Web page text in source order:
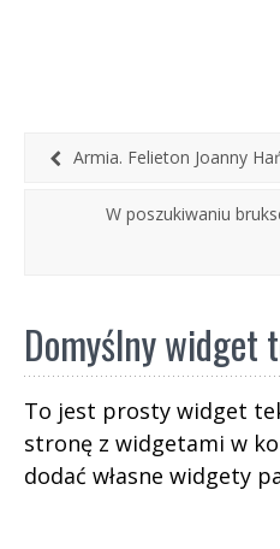
Armia. Felieton Joanny
W poszukiwaniu
Domyślny widget
To jest prosty widget
stronę z widgetami w
dodać własne widgety